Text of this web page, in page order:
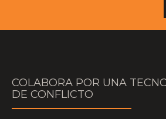
COLABORA POR UNA
DE CONFLICTO